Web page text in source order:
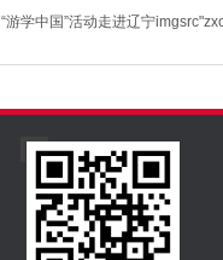
“游学中国”活动走进辽宁